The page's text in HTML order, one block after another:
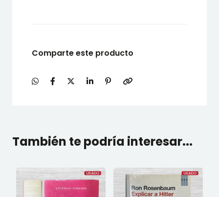
Comparte este producto
También te podría interesar...